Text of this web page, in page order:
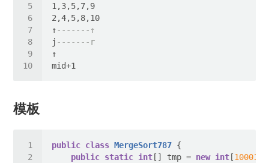
↑-------↑
j -------r
模板
public class MergeSort787
public static int [] tmp = new int [100010